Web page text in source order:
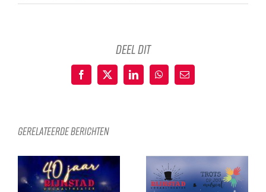
deel dit
Facebook
X LinkedInWhatsApp
E-
Gerelateerde berichten